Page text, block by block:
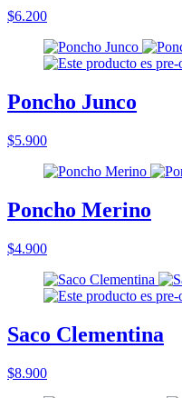
$6.200
Poncho Junco
$5.900
Poncho Merino
$4.900
Saco Clementina
$8.900